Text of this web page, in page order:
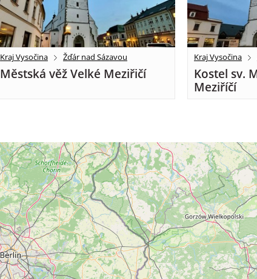
Kraj Vysočina Žďár nad Sázavou
Městská věž Velké Meziřičí
Kraj Vysočina
Kostel sv.
Meziříčí